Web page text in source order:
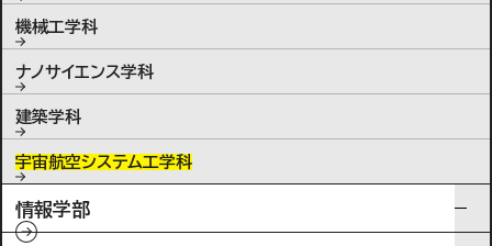
機械工学科
ナノサイエンス学科
建築学科
宇宙航空システム工学科
情報学部